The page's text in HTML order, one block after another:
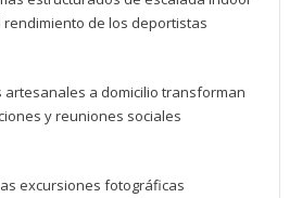
rendimiento de los deportistas
artesanales a domicilio transforman
y reuniones sociales
excursiones fotográficas